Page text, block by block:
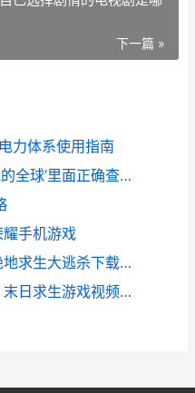
下一篇 »
力体系使用指南
# 该该怎么办办小编认为‘我的全球’里面正确查看坐标
手机游戏
绝地求生大逃杀游戏配置 绝地求生大逃杀下载手机版
末日求生游戏饰品交易平台 末日求生游戏视频解说